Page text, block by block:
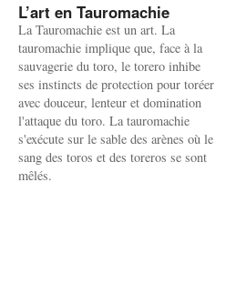
L’art en Tauromachie
La Tauromachie est un art. La
tauromachie implique que, face à la
sauvagerie du toro, le torero inhibe
ses instincts de protection pour toréer
avec douceur, lenteur et domination
l'attaque du toro. La tauromachie
s'exécute sur le sable des arènes où le
sang des toros et des toreros se sont
mêlés.